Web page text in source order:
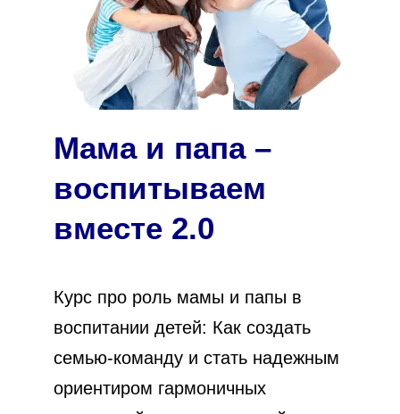
Мама и папа –
воспитываем
вместе 2.0
Курс про роль мамы и папы в
воспитании детей: Как создать
семью-команду и стать надежным
ориентиром гармоничных